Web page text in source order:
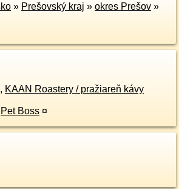
» Prešovský kraj » okres Prešov »
, KAAN Roastery / pražiareň kávy
Pet Boss ¤